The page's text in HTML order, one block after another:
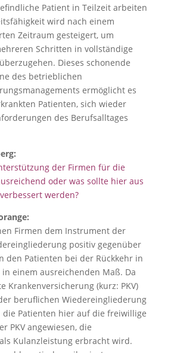
Patient in Teilzeit arbeiten
wird nach einem
Zeitraum gesteigert, um
Schritten in vollständige
Dieses schonende
des betrieblichen
ermöglicht es
Patienten, sich wieder
des Berufsalltages
der Firmen für die
oder was sollte hier aus
werden?
Firmen dem Instrument der
positiv gegenüber
den Patienten bei der Rückkehr in
einem ausreichenden Maß. Da
Krankenversicherung (kurz: PKV)
beruflichen Wiedereingliederung
die Patienten hier auf die freiwillige
PKV angewiesen, die
Kulanzleistung erbracht wird.